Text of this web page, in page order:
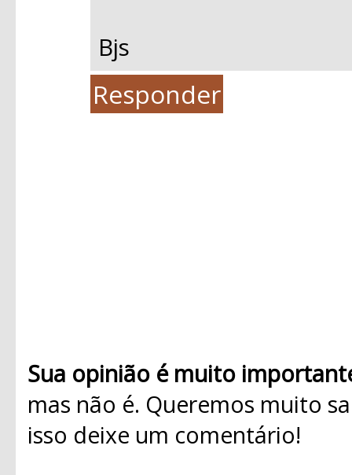
Bjs
Responder
Sua opinião é muito
mas não é. Queremos muito
isso deixe um comentário!